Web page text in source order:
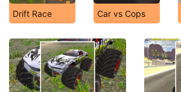
Drift Race Car vs Cops